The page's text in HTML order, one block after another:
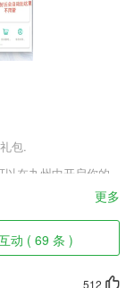
包.
在九州中开启你的
宠让玩家可以去培
量的游戏资源通过秘
惊人。
更多
动 ( 69 条 )
512